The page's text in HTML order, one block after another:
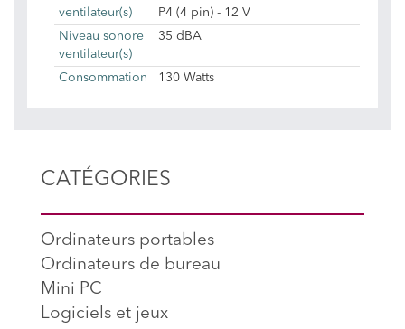
ventilateur(s)
P4 (4 pin) - 12 V
Niveau sonore
ventilateur(s)
35 dBA
Consommation 130 Watts
CATÉGORIES
Ordinateurs portables
Ordinateurs de bureau
Mini PC
Logiciels et jeux